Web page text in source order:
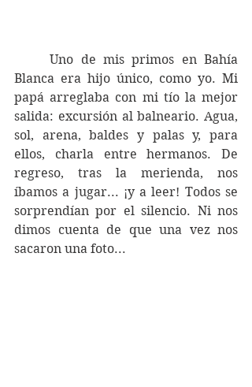
	Uno de mis primos en Bahía
Blanca era hijo único, como yo. Mi
papá arreglaba con mi tío la mejor
salida: excursión al balneario. Agua,
sol, arena, baldes y palas y, para
ellos, charla entre hermanos. De
regreso, tras la merienda, nos
íbamos a jugar... ¡y a leer! Todos se
sorprendían por el silencio. Ni nos
dimos cuenta de que una vez nos
sacaron una foto...